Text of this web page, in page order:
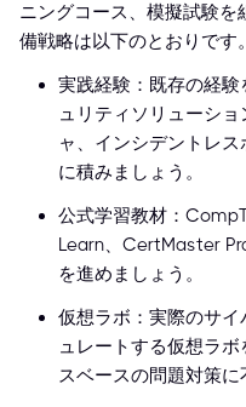
ニングコース、模擬試験
備戦略は以下のとおりです。
実践経験：既存の経
ュリティソリューシ
ャ、インシデントレ
に積みましょう。
公式学習教材：
Learn、CertMaster
を進めましょう。
仮想ラボ：実際のサイ
ュレートする仮想ラ
スベースの問題対策に